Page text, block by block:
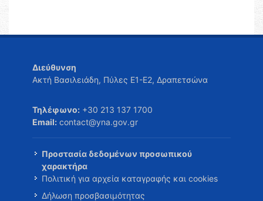
Διεύθυνση
Ακτή Βασιλειάδη, Πύλες Ε1-Ε2, Δραπετσώνα
Τηλέφωνο: +30 213 137 1700
Email: contact@yna.gov.gr
Προστασία δεδομένων προσωπικού
χαρακτήρα
Πολιτική για αρχεία καταγραφής και cookies
Δήλωση προσβασιμότητας